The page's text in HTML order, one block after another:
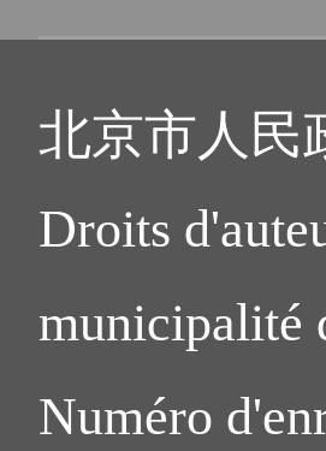
北京市人民
Droits
municipalité
Numéro